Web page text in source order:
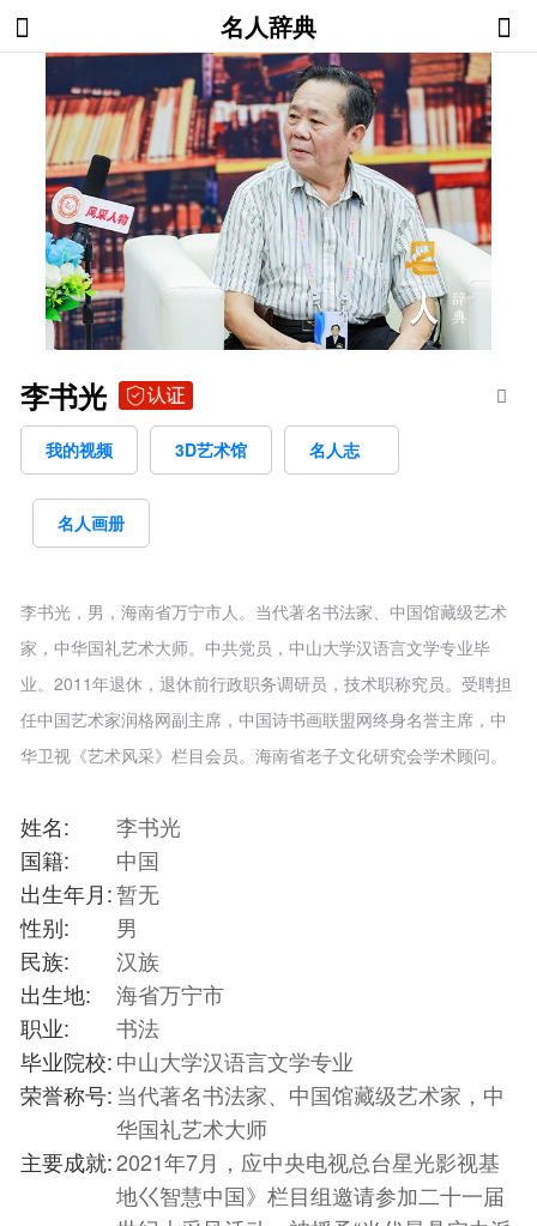
名人辞典
李书光
我的视频 3D艺术馆 名人志
名人画册
李书光，男，海南省万宁市人。当代著名书法家、中国馆藏级艺术
家，中华国礼艺术大师。中共党员，中山大学汉语言文学专业毕
业。2011年退休，退休前行政职务调研员，技术职称究员。受聘担
任中国艺术家润格网副主席，中国诗书画联盟网终身名誉主席，中
华卫视《艺术风采》栏目会员。海南省老子文化研究会学术顾问。
姓名:
李书光
国籍:
中国
出生年月:暂无
性别:
男
民族:
汉族
出生地:
海省万宁市
职业:
书法
毕业院校:中山大学汉语言文学专业
荣誉称号:当代著名书法家、中国馆藏级艺术家，中
华国礼艺术大师
主要成就:2021年7月，应中央电视总台星光影视基
地巜智慧中国》栏目组邀请参加二十一届